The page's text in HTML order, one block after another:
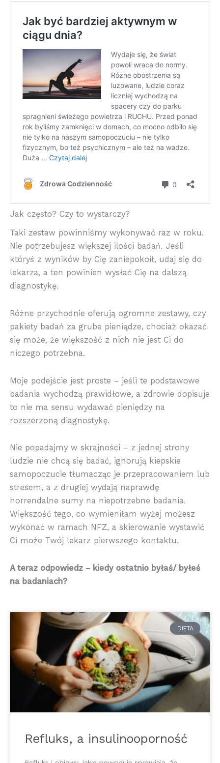
Jak często? Czy to wystarczy?
Taki zestaw powinniśmy wykonywać raz w roku.
Nie potrzebujesz większej ilości badań. Jeśli
któryś z wyników by Cię zaniepokoił, udaj się do
lekarza, a ten powinien wysłać Cię na dalszą
diagnostykę.
Różne przychodnie oferują ogromne zestawy, czy
pakiety badań za grube pieniądze, chociaż okazać
się może, że większość z nich nie jest Ci do
niczego potrzebna.
Moje podejście jest proste – jeśli te podstawowe
badania wychodzą prawidłowe, a zdrowie dopisuje
to nie ma sensu wydawać pieniędzy na
rozszerzoną diagnostykę.
Nie popadajmy w skrajności – z jednej strony
ludzie nie chcą się badać, ignorują kiepskie
samopoczucie tłumacząc je przepracowaniem lub
stresem, a z drugiej wydają naprawdę
horrendalne sumy na niepotrzebne badania.
Większość tego, co wymieniłam wyżej możesz
wykonać w ramach NFZ, a skierowanie wystawić
Ci może Twój lekarz pierwszego kontaktu.
A teraz odpowiedz – kiedy ostatnio byłaś/ byłeś
na badaniach?
DIETA
Refluks, a insulinooporność